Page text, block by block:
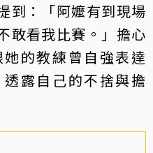
到：「阿嬤有到現場
敢看我比賽。」擔心
的教練曾自強表達
透露自己的不捨與擔